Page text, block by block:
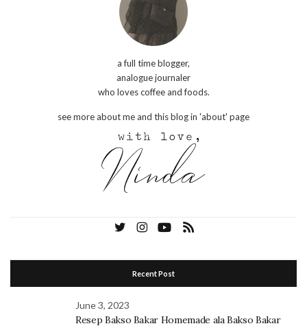
a full time blogger,
analogue journaler
who loves coffee and foods.
see more about me and this blog in 'about' page
Recent Post
June 3, 2023
Resep Bakso Bakar Homemade ala Bakso Bakar